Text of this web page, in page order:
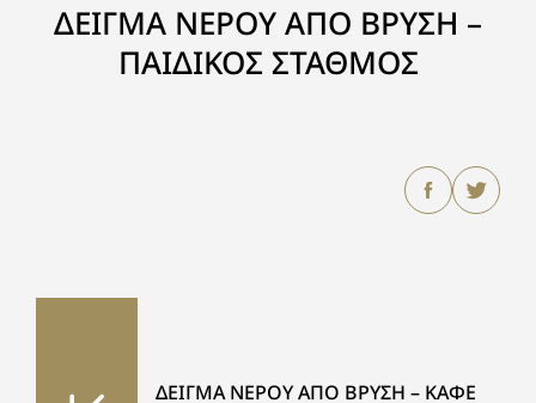
ΔΕΙΓΜΑ ΝΕΡΟΥ ΑΠΟ ΒΡΥΣΗ –
ΠΑΙΔΙΚΟΣ ΣΤΑΘΜΟΣ
ΔΕΙΓΜΑ ΝΕΡΟΥ ΑΠΟ ΒΡΥΣΗ – ΚΑΦΕ